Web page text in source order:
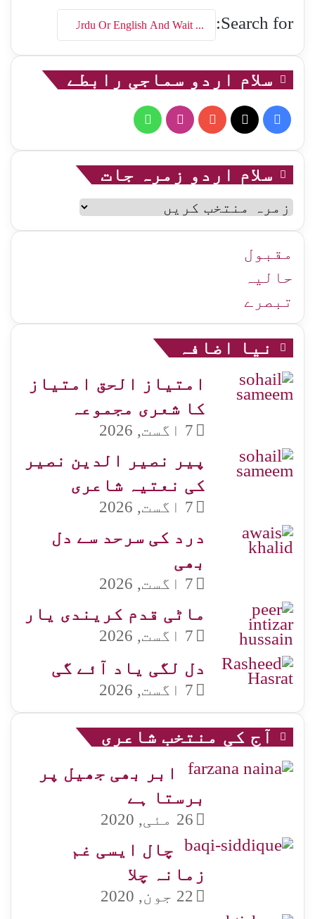
Search for:
سلام اردو سماجی رابطے
Facebook
YouTube
Instagram
WhatsApp
سلام اردو زمرہ جات
سلام
اردو
زمرہ
جات
مقبول
حالیہ
تبصرے
نیا اضافہ
امتیاز الحق امتیاز
کا شعری مجموعہ
7 اگست, 2026
پیر نصیر الدین نصیر
کی نعتیہ شاعری
7 اگست, 2026
درد کی سرحد سے دل
بھی
7 اگست, 2026
ماٹی قدم کریندی یار
7 اگست, 2026
دل لگی یاد آئے گی
7 اگست, 2026
آج کی منتخب شاعری
ابر بھی جھیل پر
برستا ہے
26 مئی, 2020
چال ایسی غم
زمانہ چلا
22 جون, 2020